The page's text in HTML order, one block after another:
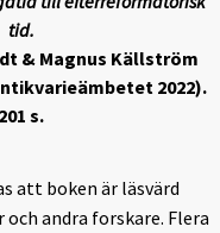
tid.
& Magnus Källström
2022).
201 s.
att boken är läsvärd
andra forskare. Flera